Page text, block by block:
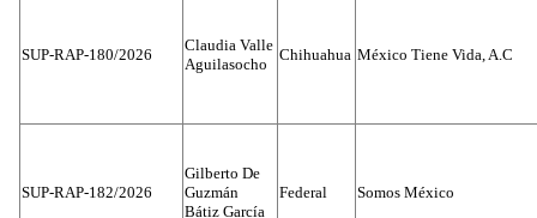
SUP-RAP-180/2026
Claudia Valle
Aguilasocho
Chihuahua México Tiene Vida, A.C
SUP-RAP-182/2026
Gilberto De
Guzmán
Bátiz García
Federal Somos México